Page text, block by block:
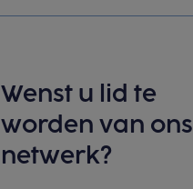
Wenst u lid te
worden van ons
netwerk?